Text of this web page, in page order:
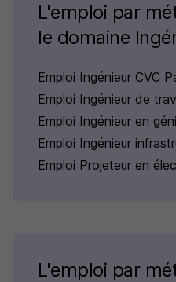
L'emploi par
le domaine
Emploi Ingénieur CVC
Emploi Ingénieur de
Emploi Ingénieur en
Emploi Ingénieur
Emploi Projeteur en
L'emploi par